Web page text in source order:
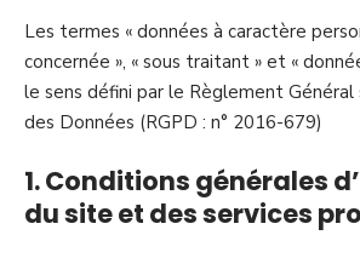
Les termes « données à caractère
concernée », « sous traitant » et «
le sens défini par le Règlement
des Données (RGPD : n° 2016-679)
1. Conditions générales
du site et des services